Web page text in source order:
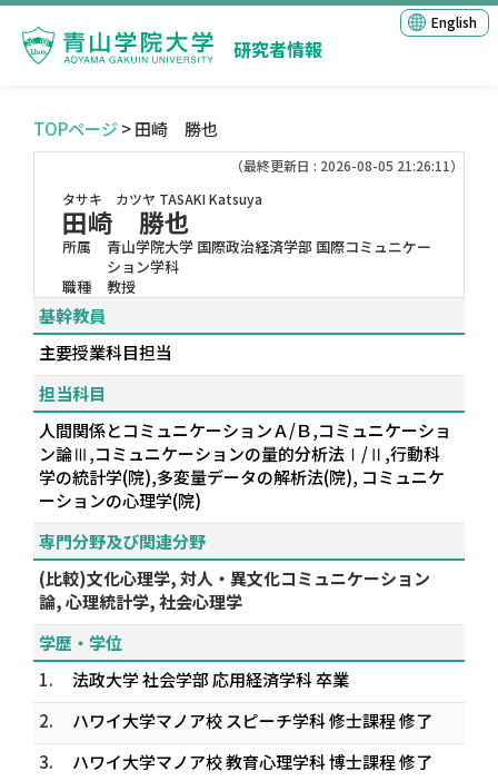
研究者情報
English
TOPページ > 田崎 勝也
（最終更新日 : 2026-08-05 21:26:11）
タサキ カツヤ TASAKI Katsuya
田崎 勝也
所属
青山学院大学 国際政治経済学部 国際コミュニケー
ション学科
職種
教授
基幹教員
主要授業科目担当
担当科目
人間関係とコミュニケーションＡ/Ｂ,コミュニケーショ
ン論Ⅲ,コミュニケーションの量的分析法Ⅰ/Ⅱ,行動科
学の統計学(院),多変量データの解析法(院), コミュニケ
ーションの心理学(院)
専門分野及び関連分野
(比較)文化心理学, 対人・異文化コミュニケーション
論, 心理統計学, 社会心理学
学歴・学位
1.
法政大学 社会学部 応用経済学科 卒業
2.
ハワイ大学マノア校 スピーチ学科 修士課程 修了
3.
ハワイ大学マノア校 教育心理学科 博士課程 修了